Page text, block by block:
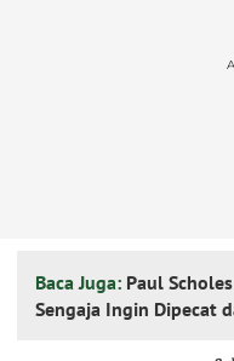
Baca Juga: Paul
Sengaja Ingin Dipecat